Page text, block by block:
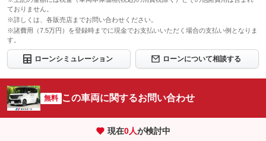
ておりません。
※詳しくは、各販売店までお問い合わせください。
※諸費用（7.5万円）を登録時までに現金でお支払いいただく場合の支払い例となりま
す。
ローンシミュレーション ローンについて相談する
無料 この車両に関するお問い合わせ
現在0人が検討中